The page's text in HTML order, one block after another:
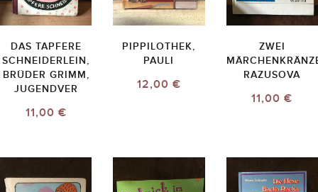
DAS TAPFERE
SCHNEIDERLEIN,
BRÜDER GRIMM,
JUGENDVER
11,00 €
PIPPILOTHEK,
PAULI
12,00 €
ZWEI
RAZUSOVA
11,00 €